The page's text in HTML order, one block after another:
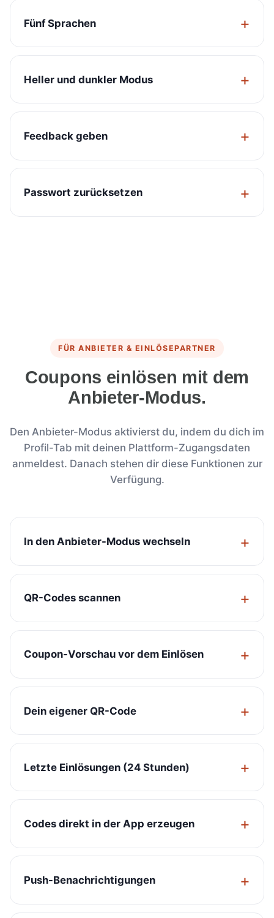
Fünf Sprachen
Heller und dunkler Modus
Feedback geben
Passwort zurücksetzen
FÜR ANBIETER & EINLÖSEPARTNER
Coupons einlösen mit dem
Anbieter-Modus.
Den Anbieter-Modus aktivierst du, indem du dich im
Profil-Tab mit deinen Plattform-Zugangsdaten
anmeldest. Danach stehen dir diese Funktionen zur
Verfügung.
In den Anbieter-Modus wechseln
QR-Codes scannen
Coupon-Vorschau vor dem Einlösen
Dein eigener QR-Code
Letzte Einlösungen (24 Stunden)
Codes direkt in der App erzeugen
Push-Benachrichtigungen